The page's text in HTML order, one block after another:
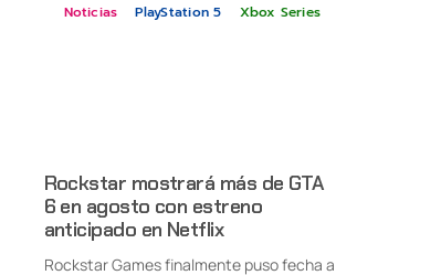
Noticias PlayStation 5 Xbox Series
Rockstar mostrará más de GTA
6 en agosto con estreno
anticipado en Netflix
Rockstar Games finalmente puso fecha a